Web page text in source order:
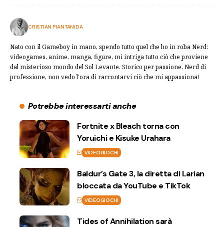
CRISTIAN PIANTANIDA
Nato con il Gameboy in mano, spendo tutto quel che ho in roba Nerd:
videogames, anime, manga, figure, mi intriga tutto ciò che proviene
dal misterioso mondo del Sol Levante. Storico per passione, Nerd di
professione, non vedo l'ora di raccontarvi ciò che mi appassiona!
Potrebbe interessarti anche
Fortnite x Bleach torna con
Yoruichi e Kisuke Urahara
VIDEOGIOCHI
Baldur’s Gate 3, la diretta di Larian
bloccata da YouTube e TikTok
VIDEOGIOCHI
Tides of Annihilation sarà